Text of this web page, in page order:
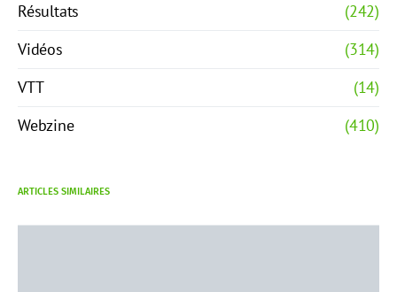
Résultats
(242)
Vidéos
(314)
VTT
(14)
Webzine
(410)
ARTICLES SIMILAIRES